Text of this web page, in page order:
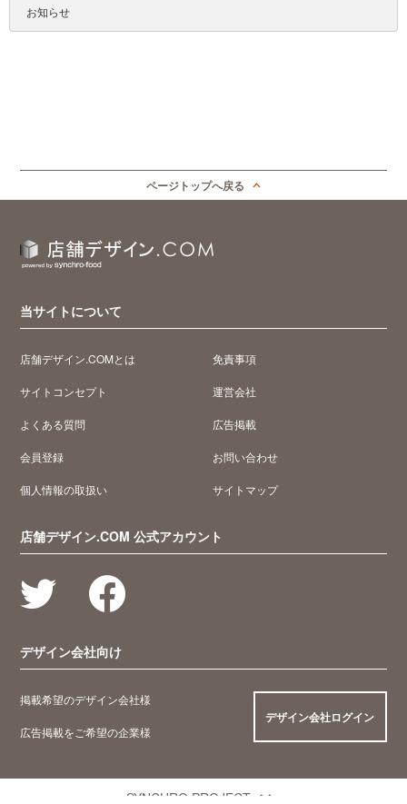
お知らせ
ページトップへ戻る
当サイトについて
店舗デザイン.COMとは
サイトコンセプト
よくある質問
会員登録
個人情報の取扱い
免責事項
運営会社
広告掲載
お問い合わせ
サイトマップ
店舗デザイン.COM 公式アカウント
デザイン会社向け
掲載希望のデザイン会社様
広告掲載をご希望の企業様
デザイン会社ログイン
SYNCHRO PROJECT